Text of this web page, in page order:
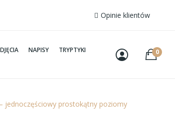
Opinie klientów
NAPISY
TRYPTYKI
0
jednoczęściowy prostokątny poziomy